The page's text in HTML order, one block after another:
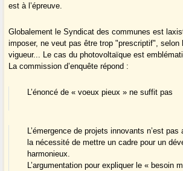
est à l’épreuve.
Globalement le Syndicat des communes est
imposer, ne veut pas être trop "prescriptif", selon
vigueur... Le cas du photovoltaïque est
La commission d’enquête répond :
L’énoncé de « voeux pieux » ne suffit pas
L’émergence de projets innovants n’est
la nécessité de mettre un cadre pour un
harmonieux.
L’argumentation pour expliquer le « besoin